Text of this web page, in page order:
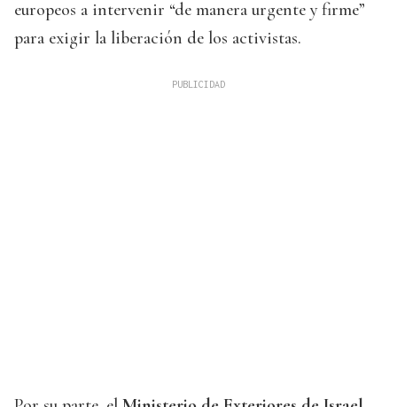
europeos a intervenir “de manera urgente y firme”
para exigir la liberación de los activistas.